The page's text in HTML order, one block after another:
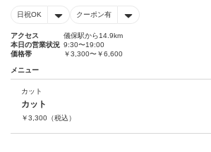
日祝OK クーポン有
アクセス
儀保駅から14.9km
本日の営業状況 9:30〜19:00
価格帯
￥3,300〜￥6,600
メニュー
カット
カット
￥3,300 （税込）